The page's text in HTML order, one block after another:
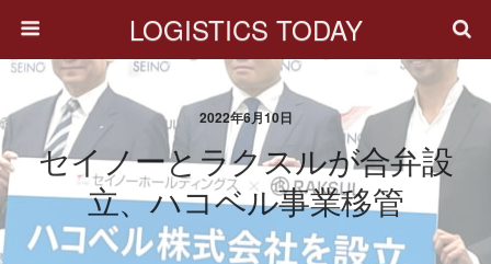
LOGISTICS TODAY
2022年6月10日
セイノーとラクスルが合弁設
立、ハコベル事業移管